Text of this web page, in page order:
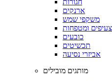
ארנקים
משקפי שמש
צעיפים ומטפחות
כובעים
תכשיטים
אביזרי נסיעה
מותגים מובילים